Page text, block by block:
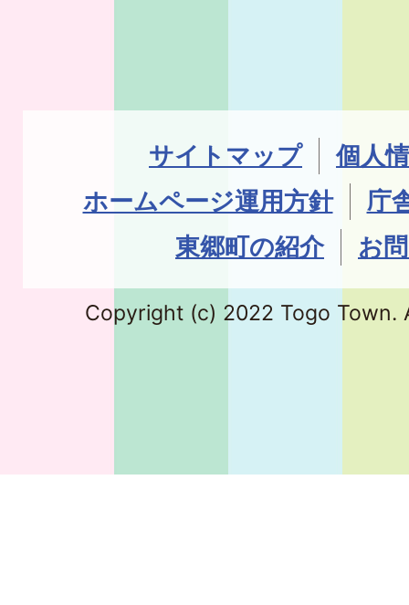
サイトマップ
個人
ホームページ運用方針
庁
東郷町の紹介
お
Copyright (c) 2022 Togo Town.